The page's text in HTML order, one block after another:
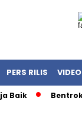
PERS RILIS VIDEO
Bentrokan